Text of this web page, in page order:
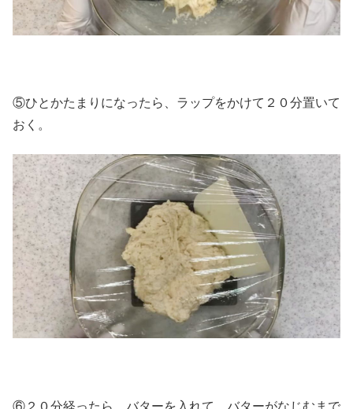
⑤ひとかたまりになったら、ラップをかけて２０分置いて
おく。
⑥２０分経ったら、バターを入れて、バターがなじむまで